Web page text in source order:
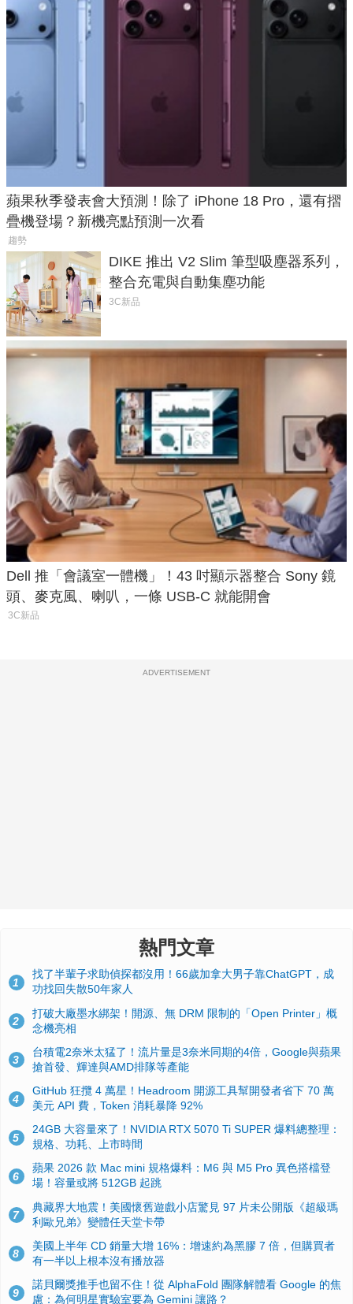
蘋果秋季發表會大預測！除了 iPhone 18 Pro，還有摺
疊機登場？新機亮點預測一次看
趨勢
DIKE 推出 V2 Slim 筆型吸塵器系列，
整合充電與自動集塵功能
3C新品
Dell 推「會議室一體機」！43 吋顯示器整合 Sony 鏡
頭、麥克風、喇叭，一條 USB-C 就能開會
3C新品
ADVERTISEMENT
熱門文章
1
找了半輩子求助偵探都沒用！66歲加拿大男子靠ChatGPT，成
功找回失散50年家人
2
打破大廠墨水綁架！開源、無 DRM 限制的「Open Printer」概
念機亮相
3
台積電2奈米太猛了！流片量是3奈米同期的4倍，Google與蘋果
搶首發、輝達與AMD排隊等產能
4
GitHub 狂攬 4 萬星！Headroom 開源工具幫開發者省下 70 萬
美元 API 費，Token 消耗暴降 92%
5
24GB 大容量來了！NVIDIA RTX 5070 Ti SUPER 爆料總整理：
規格、功耗、上市時間
6
蘋果 2026 款 Mac mini 規格爆料：M6 與 M5 Pro 異色搭檔登
場！容量或將 512GB 起跳
7
典藏界大地震！美國懷舊遊戲小店驚見 97 片未公開版《超級瑪
利歐兄弟》變體任天堂卡帶
8
美國上半年 CD 銷量大增 16%：增速約為黑膠 7 倍，但購買者
有一半以上根本沒有播放器
9
諾貝爾獎推手也留不住！從 AlphaFold 團隊解體看 Google 的焦
慮：為何明星實驗室要為 Gemini 讓路？